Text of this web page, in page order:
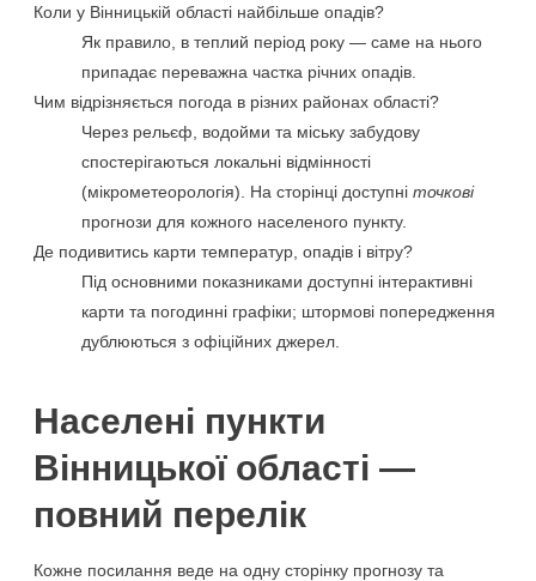
Коли у Вінницькій області найбільше опадів?
Як правило, в теплий період року — саме на нього
припадає переважна частка річних опадів.
Чим відрізняється погода в різних районах області?
Через рельєф, водойми та міську забудову
спостерігаються локальні відмінності
(мікрометеорологія). На сторінці доступні точкові
прогнози для кожного населеного пункту.
Де подивитись карти температур, опадів і вітру?
Під основними показниками доступні інтерактивні
карти та погодинні графіки; штормові попередження
дублюються з офіційних джерел.
Населені пункти
Вінницької області —
повний перелік
Кожне посилання веде на одну сторінку прогнозу та